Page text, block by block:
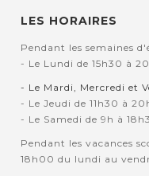
LES HORAIRES
Pendant les semaines
- Le Lundi de 15h30 à
- Le Mardi, Mercredi et
- Le Jeudi de 11h30 à
- Le Samedi de 9h à
Pendant les vacances
18h00 du lundi au